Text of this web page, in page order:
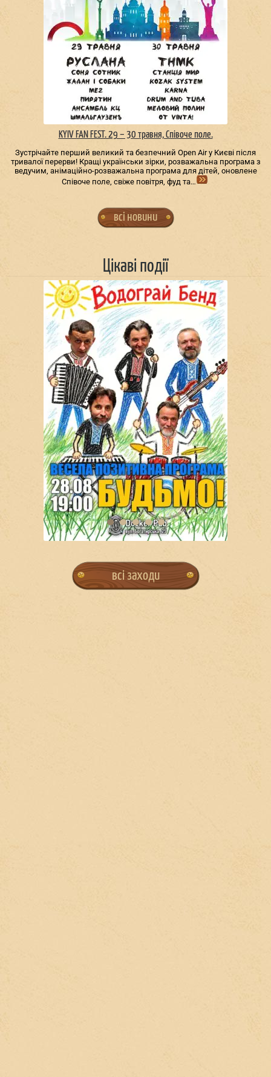
KYIV FAN FEST. 29 – 30 травня, Співоче поле.
Зустрічайте перший великий та безпечний Open Air у Києві після
тривалої перерви! Кращі українськи зірки, розважальна програма з
ведучим, анімаційно-розважальна програма для дітей, оновлене
Співоче поле, свіже повітря, фуд та…
всі новини
Цікаві події
всі заходи